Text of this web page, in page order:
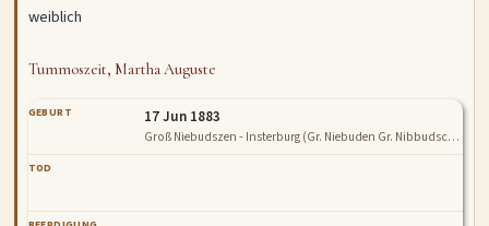
weiblich
Tummoszeit, Martha Auguste
GEBURT 17 Jun 1883
Groß Niebudszen - Insterburg (Gr. Niebuden Gr. Nibbudschen Niebudszen Gr. Niebudschen Steinsee)
TOD